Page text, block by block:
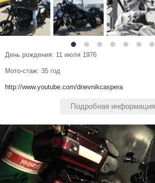
День рождения: 11 июля 1976
Мото-стаж: 35 год
http://www.youtube.com/dnevnikcaspera
Подробная информация